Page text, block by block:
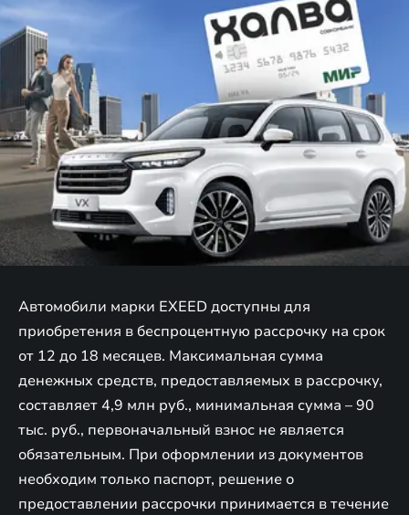
Автомобили марки EXEED доступны для
приобретения в беспроцентную рассрочку на срок
от 12 до 18 месяцев. Максимальная сумма
денежных средств, предоставляемых в рассрочку,
составляет 4,9 млн руб., минимальная сумма – 90
тыс. руб., первоначальный взнос не является
обязательным. При оформлении из документов
необходим только паспорт, решение о
предоставлении рассрочки принимается в течение